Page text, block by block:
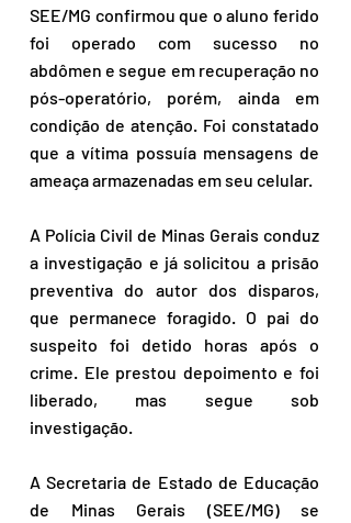
SEE/MG confirmou que o aluno ferido
foi operado com sucesso no
abdômen e segue em recuperação no
pós-operatório, porém, ainda em
condição de atenção. Foi constatado
que a vítima possuía mensagens de
ameaça armazenadas em seu celular.
A Polícia Civil de Minas Gerais conduz
a investigação e já solicitou a prisão
preventiva do autor dos disparos,
que permanece foragido. O pai do
suspeito foi detido horas após o
crime. Ele prestou depoimento e foi
liberado, mas segue sob
investigação.
A Secretaria de Estado de Educação
de Minas Gerais (SEE/MG) se